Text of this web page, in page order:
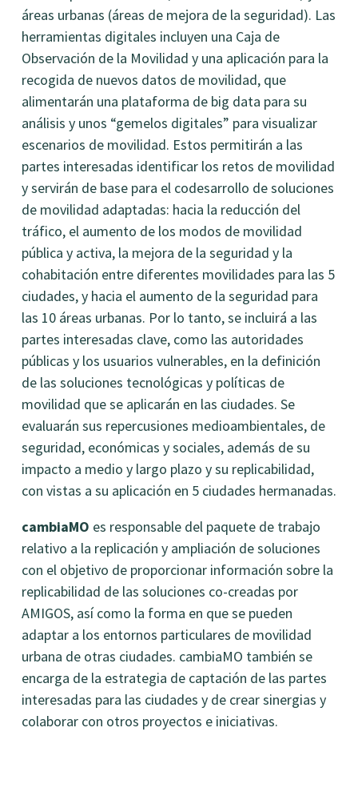
áreas urbanas (áreas de mejora de la seguridad). Las
herramientas digitales incluyen una Caja de
Observación de la Movilidad y una aplicación para la
recogida de nuevos datos de movilidad, que
alimentarán una plataforma de big data para su
análisis y unos “gemelos digitales” para visualizar
escenarios de movilidad. Estos permitirán a las
partes interesadas identificar los retos de movilidad
y servirán de base para el codesarrollo de soluciones
de movilidad adaptadas: hacia la reducción del
tráfico, el aumento de los modos de movilidad
pública y activa, la mejora de la seguridad y la
cohabitación entre diferentes movilidades para las 5
ciudades, y hacia el aumento de la seguridad para
las 10 áreas urbanas. Por lo tanto, se incluirá a las
partes interesadas clave, como las autoridades
públicas y los usuarios vulnerables, en la definición
de las soluciones tecnológicas y políticas de
movilidad que se aplicarán en las ciudades. Se
evaluarán sus repercusiones medioambientales, de
seguridad, económicas y sociales, además de su
impacto a medio y largo plazo y su replicabilidad,
con vistas a su aplicación en 5 ciudades hermanadas.
cambiaMO es responsable del paquete de trabajo
relativo a la replicación y ampliación de soluciones
con el objetivo de proporcionar información sobre la
replicabilidad de las soluciones co-creadas por
AMIGOS, así como la forma en que se pueden
adaptar a los entornos particulares de movilidad
urbana de otras ciudades. cambiaMO también se
encarga de la estrategia de captación de las partes
interesadas para las ciudades y de crear sinergias y
colaborar con otros proyectos e iniciativas.